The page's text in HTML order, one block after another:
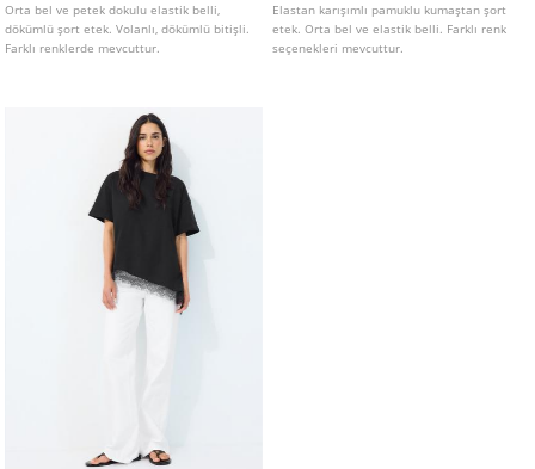
Orta bel ve petek dokulu elastik belli,
dökümlü şort etek. Volanlı, dökümlü bitişli.
Farklı renklerde mevcuttur.
Elastan karışımlı pamuklu kumaştan şort
etek. Orta bel ve elastik belli. Farklı renk
seçenekleri mevcuttur.